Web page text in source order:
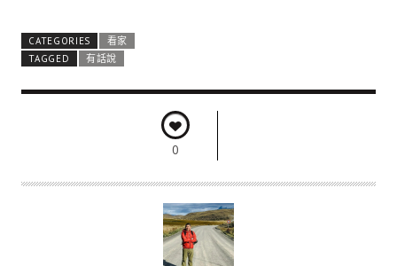
CATEGORIES
看家
TAGGED
有話說
0